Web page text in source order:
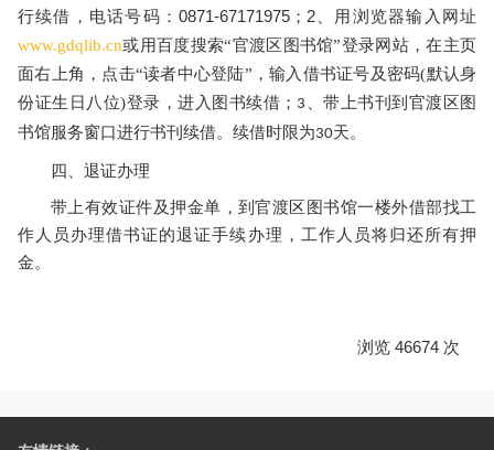
行续借，电话号码：0871-67171975；2、 用浏览器输入网址
www.gdqlib.cn或用百度搜索“官渡区图书馆”登录网站，在主页
面右上角，点击“读者中心登陆”，输入借书证号及密码(默认身
份证生日八位)登录，进入图书续借； 3 、带上书刊到官渡区图
书馆服务窗口进行书刊续借。续借时限为30天。
四、退证办理
带上有效证件及押金单，到官渡区图书馆一楼外借部找工
作人员办理借书证的退证手续办理，工作人员将归还所有押
金。
浏览 46674 次